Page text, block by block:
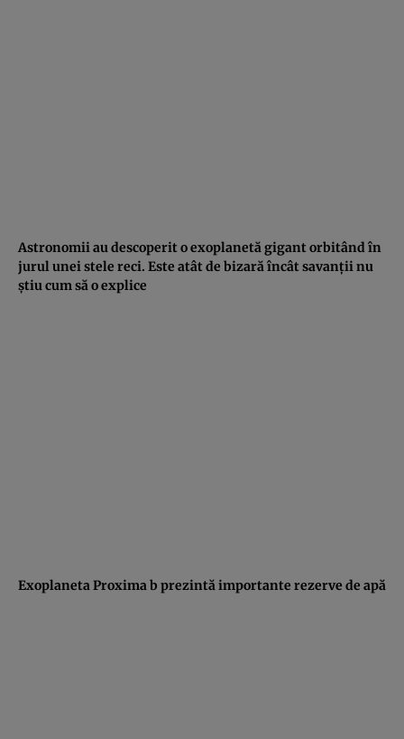
Astronomii au descoperit o exoplanetă gigant orbitând în
jurul unei stele reci. Este atât de bizară încât savanţii nu
ştiu cum să o explice
Exoplaneta Proxima b prezintă importante rezerve de apă